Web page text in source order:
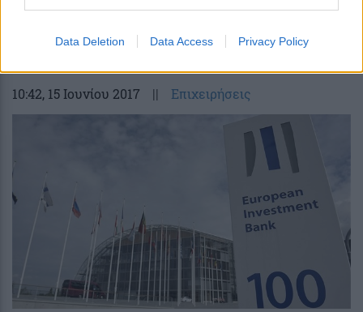
Data Deletion Data Access Privacy Policy
αμαξοστάσιο του μετρό της
Θεσσαλονίκης στην Πυλαία
10:42, 15 Ιουνίου 2017 || Επιχειρήσεις